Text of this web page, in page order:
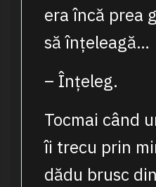
era încă prea
să înțeleagă…
– Înțeleg.
Tocmai când
îi trecu prin
dădu brusc